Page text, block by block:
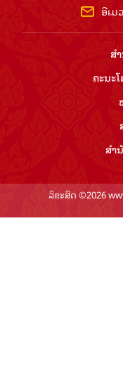
ອີເມ
ສ
ຄະນະ
ສຳ​
ລິຂະສິດ ©2026